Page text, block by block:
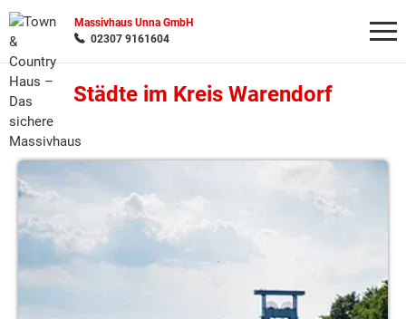
Massivhaus Unna GmbH
02307 9161604
Städte im Kreis Warendorf
Wonach möchten Sie suchen?